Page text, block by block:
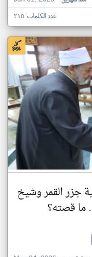
عدد الكلمات: ٢١٥
جزر القمر وشيخ
ما قصته؟